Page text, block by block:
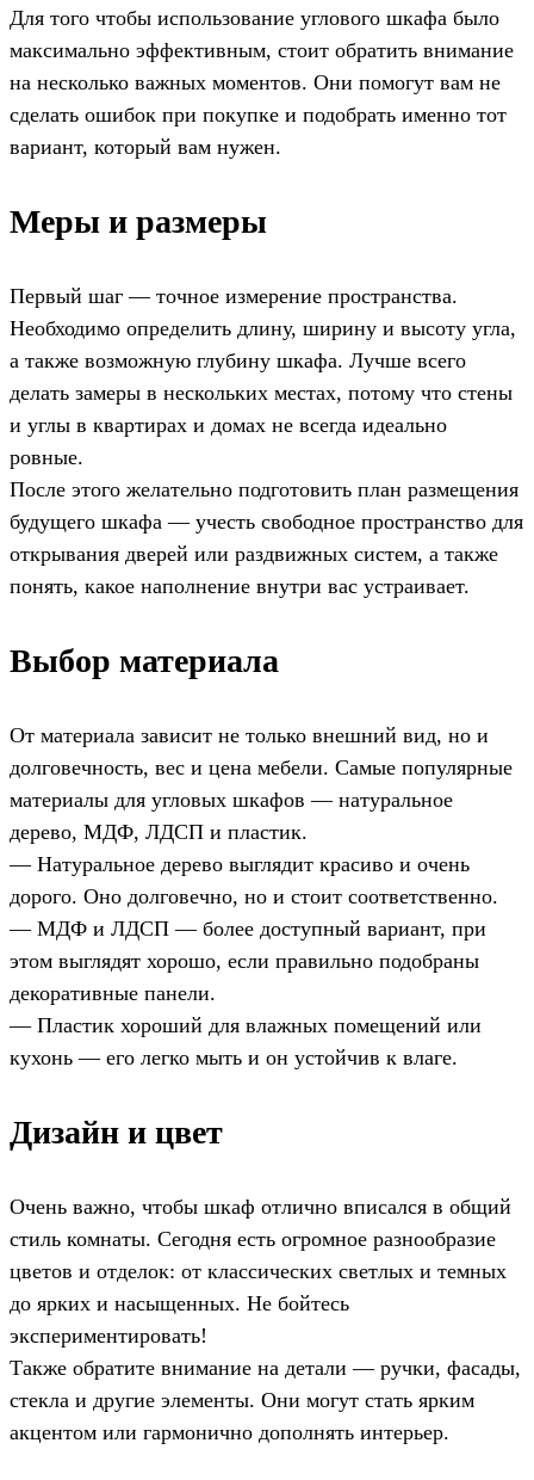
Для того чтобы использование углового шкафа было
максимально эффективным, стоит обратить внимание
на несколько важных моментов. Они помогут вам не
сделать ошибок при покупке и подобрать именно тот
вариант, который вам нужен.
Меры и размеры
Первый шаг — точное измерение пространства.
Необходимо определить длину, ширину и высоту угла,
а также возможную глубину шкафа. Лучше всего
делать замеры в нескольких местах, потому что стены
и углы в квартирах и домах не всегда идеально
ровные.
После этого желательно подготовить план размещения
будущего шкафа — учесть свободное пространство для
открывания дверей или раздвижных систем, а также
понять, какое наполнение внутри вас устраивает.
Выбор материала
От материала зависит не только внешний вид, но и
долговечность, вес и цена мебели. Самые популярные
материалы для угловых шкафов — натуральное
дерево, МДФ, ЛДСП и пластик.
— Натуральное дерево выглядит красиво и очень
дорого. Оно долговечно, но и стоит соответственно.
— МДФ и ЛДСП — более доступный вариант, при
этом выглядят хорошо, если правильно подобраны
декоративные панели.
— Пластик хороший для влажных помещений или
кухонь — его легко мыть и он устойчив к влаге.
Дизайн и цвет
Очень важно, чтобы шкаф отлично вписался в общий
стиль комнаты. Сегодня есть огромное разнообразие
цветов и отделок: от классических светлых и темных
до ярких и насыщенных. Не бойтесь
экспериментировать!
Также обратите внимание на детали — ручки, фасады,
стекла и другие элементы. Они могут стать ярким
акцентом или гармонично дополнять интерьер.